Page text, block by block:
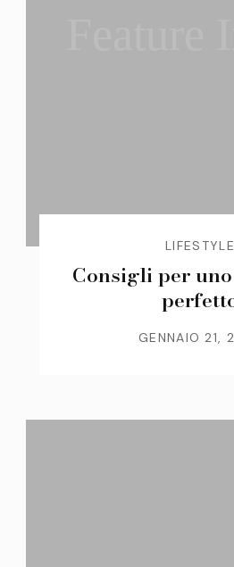
LIFESTYLE
Consigli per
GENNAIO 21,